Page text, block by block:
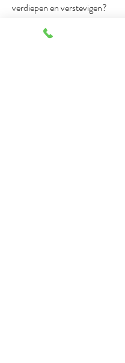
verdiepen en verstevigen?